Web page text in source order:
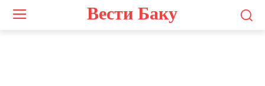
Вести Баку